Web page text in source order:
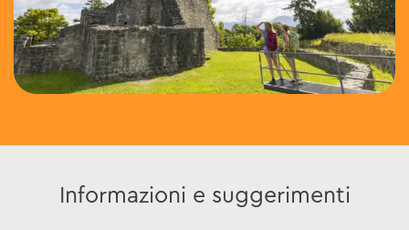
Informazioni e suggerimenti